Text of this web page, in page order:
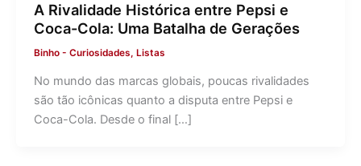
A Rivalidade Histórica entre Pepsi e
Coca-Cola: Uma Batalha de Gerações
Binho - Curiosidades, Listas
No mundo das marcas globais, poucas rivalidades
são tão icônicas quanto a disputa entre Pepsi e
Coca-Cola. Desde o final […]